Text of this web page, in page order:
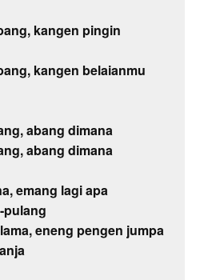
kangen pingin
kangen belaianmu
abang dimana
abang dimana
emang lagi apa
pulang
eneng pengen jumpa